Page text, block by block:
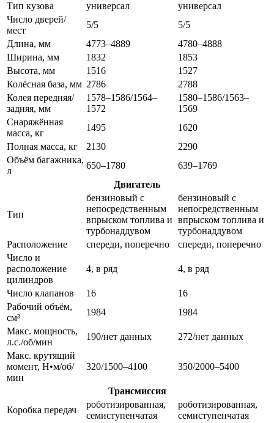
Тип кузова
универсал
универсал
Число дверей/
мест
5/5
5/5
Длина, мм
4773–4889
4780–4888
Ширина, мм
1832
1853
Высота, мм
1516
1527
Колёсная база, мм 2786
2788
Колея передняя/
задняя, мм
1578–1586/1564–
1572
1580–1586/1563–
1569
Снаряжённая
масса, кг
1495
1620
Полная масса, кг
2130
2290
Объём багажника,
л
650–1780
639–1769
Двигатель
Тип
бензиновый с
непосредственным
впрыском топлива и
турбонаддувом
бензиновый с
непосредственным
впрыском топлива и
турбонаддувом
Расположение
спереди, поперечно
спереди, поперечно
Число и
расположение
цилиндров
4, в ряд 4, в ряд
Число клапанов 16
16
Рабочий объём,
см³
1984
1984
Макс. мощность,
л.с./об/мин
190/нет данных
272/нет данных
Макс. крутящий
момент, Н•м/об/
мин
320/1500–4100 350/2000–5400
Трансмиссия
Коробка передач
роботизированная,
семиступенчатая
роботизированная,
семиступенчатая